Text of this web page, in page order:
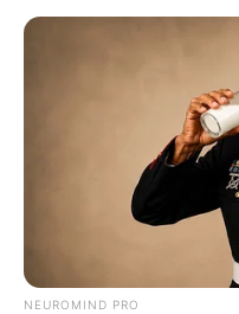
DESTAQUES DA
Agente de
visitas que
Câmara
entram no
Motos e
passo a
NEUROMIND PRO